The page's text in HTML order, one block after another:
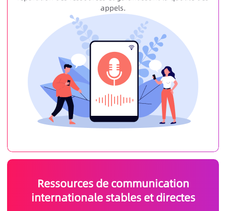
appels.
Ressources de communication
internationale stables et directes